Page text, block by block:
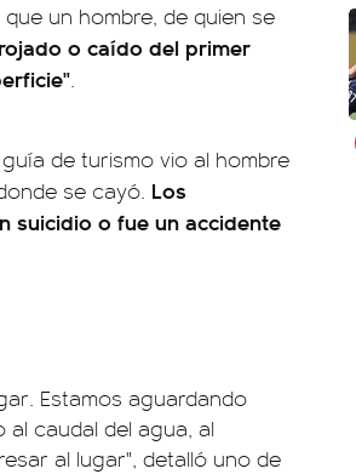
un hombre, de quien se
o caído del primer
.
de turismo vio al hombre
se cayó. Los
suicidio o fue un accidente
Estamos aguardando
caudal del agua, al
al lugar", detalló uno de